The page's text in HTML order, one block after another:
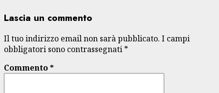
Lascia un commento
Il tuo indirizzo email non sarà pubblicato. I campi
obbligatori sono contrassegnati *
Commento*